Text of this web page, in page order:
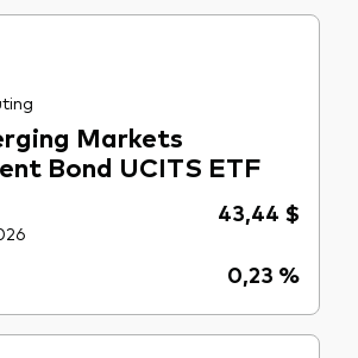
Markets
Bond UCITS ETF
43,44 $
0,23 %